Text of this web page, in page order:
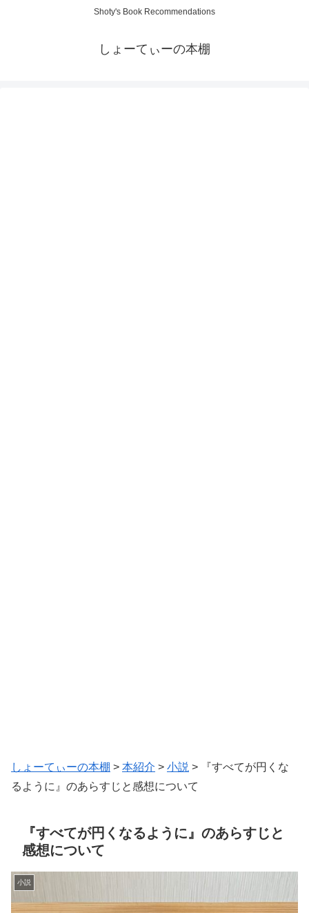
Shoty's Book Recommendations
しょーてぃーの本棚
しょーてぃーの本棚 > 本紹介 > 小説 >
『すべてが円くな
るように』のあらすじと感想について
『すべてが円くなるように』のあらすじと
感想について
小説